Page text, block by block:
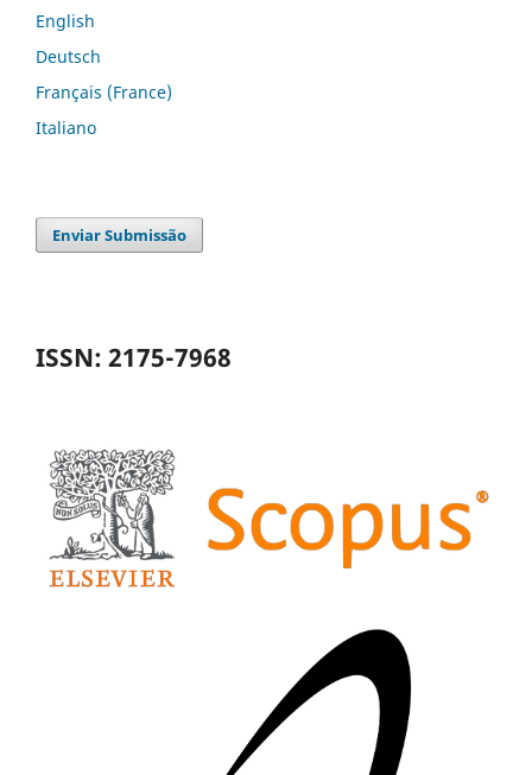
English
Deutsch
Français (France)
Italiano
Enviar Submissão
ISSN: 2175-7968